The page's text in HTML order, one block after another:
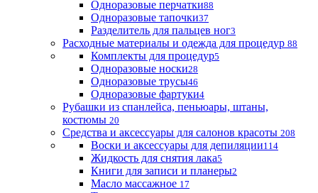
Одноразовые перчатки88
Одноразовые тапочки37
Разделитель для пальцев ног3
Расходные материалы и одежда для процедур 88
Комплекты для процедур5
Одноразовые носки28
Одноразовые трусы46
Одноразовые фартуки4
Рубашки из спанлейса, пеньюары, штаны,
костюмы 20
Средства и аксессуары для салонов красоты 208
Воски и аксессуары для депиляции114
Жидкость для снятия лака5
Книги для записи и планеры2
Масло массажное 17